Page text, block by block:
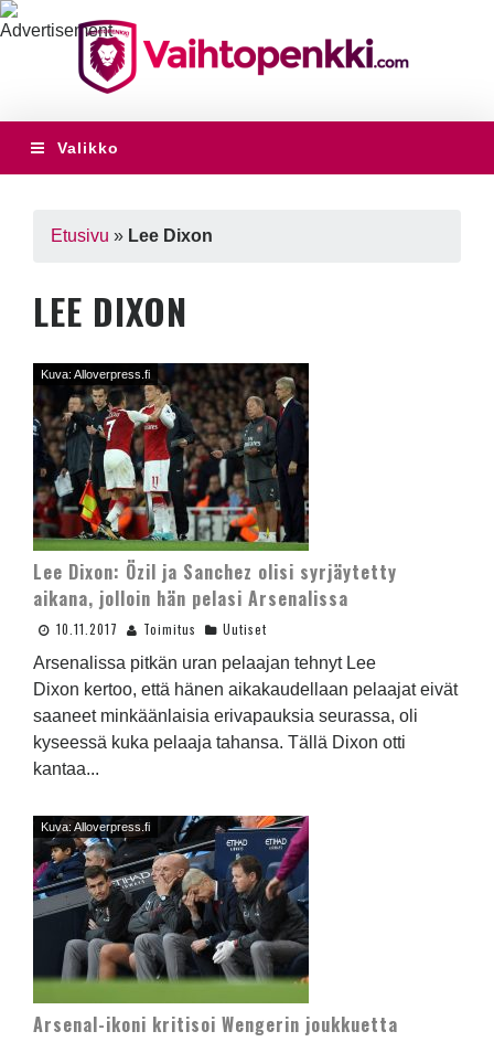
Valikko
Etusivu » Lee Dixon
LEE DIXON
Kuva: Alloverpress.fi
Lee Dixon: Özil ja Sanchez olisi syrjäytetty
aikana, jolloin hän pelasi Arsenalissa
10.11.2017 Toimitus Uutiset
Arsenalissa pitkän uran pelaajan tehnyt Lee
Dixon kertoo, että hänen aikakaudellaan pelaajat eivät
saaneet minkäänlaisia erivapauksia seurassa, oli
kyseessä kuka pelaaja tahansa. Tällä Dixon otti
kantaa...
Kuva: Alloverpress.fi
Arsenal-ikoni kritisoi Wengerin joukkuetta